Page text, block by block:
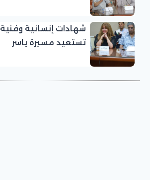
لرموز المسرح»
شهادات إنسانية وفنية
تستعيد مسيرة ياسر